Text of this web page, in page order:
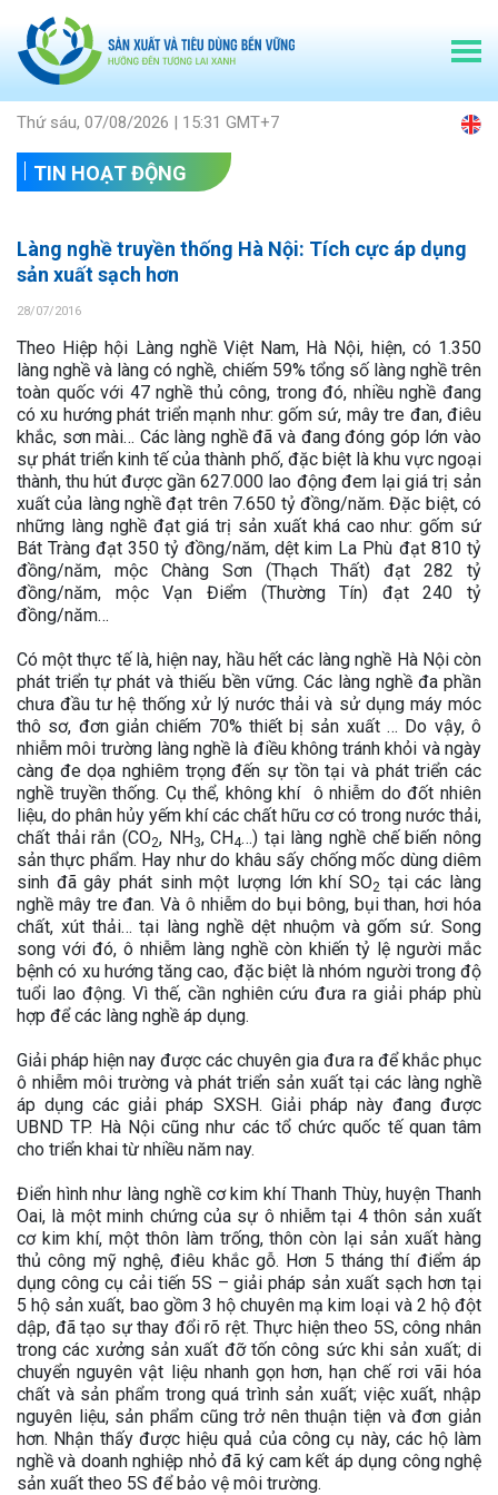
Thứ sáu, 07/08/2026 | 15:31 GMT+7
TIN HOẠT ĐỘNG
Làng nghề truyền thống Hà Nội: Tích cực áp dụng
sản xuất sạch hơn
28/07/2016
Theo Hiệp hội Làng nghề Việt Nam, Hà Nội, hiện, có 1.350
làng nghề và làng có nghề, chiếm 59% tổng số làng nghề trên
toàn quốc với 47 nghề thủ công, trong đó, nhiều nghề đang
có xu hướng phát triển mạnh như: gốm sứ, mây tre đan, điêu
khắc, sơn mài… Các làng nghề đã và đang đóng góp lớn vào
sự phát triển kinh tế của thành phố, đặc biệt là khu vực ngoại
thành, thu hút được gần 627.000 lao động đem lại giá trị sản
xuất của làng nghề đạt trên 7.650 tỷ đồng/năm. Đặc biệt, có
những làng nghề đạt giá trị sản xuất khá cao như: gốm sứ
Bát Tràng đạt 350 tỷ đồng/năm, dệt kim La Phù đạt 810 tỷ
đồng/năm, mộc Chàng Sơn (Thạch Thất) đạt 282 tỷ
đồng/năm, mộc Vạn Điểm (Thường Tín) đạt 240 tỷ
đồng/năm…
Có một thực tế là, hiện nay, hầu hết các làng nghề Hà Nội còn
phát triển tự phát và thiếu bền vững. Các làng nghề đa phần
chưa đầu tư hệ thống xử lý nước thải và sử dụng máy móc
thô sơ, đơn giản chiếm 70% thiết bị sản xuất … Do vậy, ô
nhiễm môi trường làng nghề là điều không tránh khỏi và ngày
càng đe dọa nghiêm trọng đến sự tồn tại và phát triển các
nghề truyền thống. Cụ thể, không khí ô nhiễm do đốt nhiên
liệu, do phân hủy yếm khí các chất hữu cơ có trong nước thải,
chất thải rắn (CO2, NH3, CH4…) tại làng nghề chế biến nông
sản thực phẩm. Hay như do khâu sấy chống mốc dùng diêm
sinh đã gây phát sinh một lượng lớn khí SO2 tại các làng
nghề mây tre đan. Và ô nhiễm do bụi bông, bụi than, hơi hóa
chất, xút thải… tại làng nghề dệt nhuộm và gốm sứ. Song
song với đó, ô nhiễm làng nghề còn khiến tỷ lệ người mắc
bệnh có xu hướng tăng cao, đặc biệt là nhóm người trong độ
tuổi lao động. Vì thế, cần nghiên cứu đưa ra giải pháp phù
hợp để các làng nghề áp dụng.
Giải pháp hiện nay được các chuyên gia đưa ra để khắc phục
ô nhiễm môi trường và phát triển sản xuất tại các làng nghề
áp dụng các giải pháp SXSH. Giải pháp này đang được
UBND TP. Hà Nội cũng như các tổ chức quốc tế quan tâm
cho triển khai từ nhiều năm nay.
Điển hình như làng nghề cơ kim khí Thanh Thùy, huyện Thanh
Oai, là một minh chứng của sự ô nhiễm tại 4 thôn sản xuất
cơ kim khí, một thôn làm trống, thôn còn lại sản xuất hàng
thủ công mỹ nghệ, điêu khắc gỗ. Hơn 5 tháng thí điểm áp
dụng công cụ cải tiến 5S – giải pháp sản xuất sạch hơn tại
5 hộ sản xuất, bao gồm 3 hộ chuyên mạ kim loại và 2 hộ đột
dập, đã tạo sự thay đổi rõ rệt. Thực hiện theo 5S, công nhân
trong các xưởng sản xuất đỡ tốn công sức khi sản xuất; di
chuyển nguyên vật liệu nhanh gọn hơn, hạn chế rơi vãi hóa
chất và sản phẩm trong quá trình sản xuất; việc xuất, nhập
nguyên liệu, sản phẩm cũng trở nên thuận tiện và đơn giản
hơn. Nhận thấy được hiệu quả của công cụ này, các hộ làm
nghề và doanh nghiệp nhỏ đã ký cam kết áp dụng công nghệ
sản xuất theo 5S để bảo vệ môi trường.